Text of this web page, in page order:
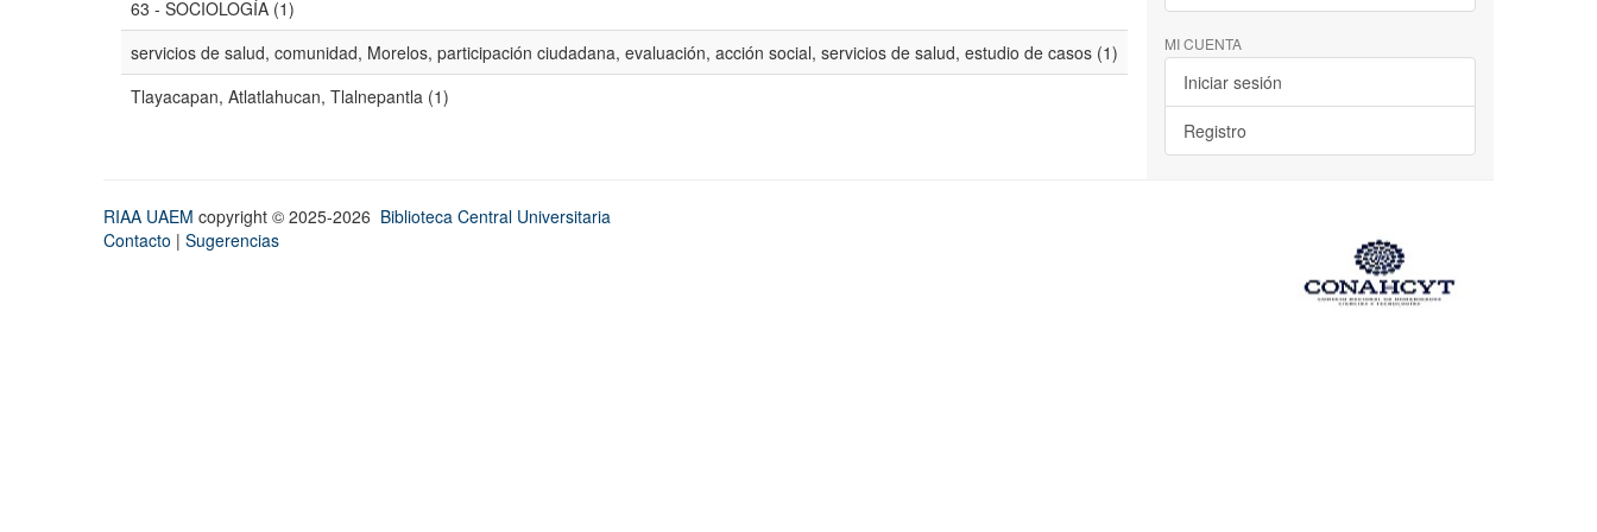
63 - SOCIOLOGÍA (1)
servicios de salud, comunidad, Morelos, participación ciudadana, evaluación, acción social, servicios de salud, estudio de casos (1)
Tlayacapan, Atlatlahucan, Tlalnepantla (1)
MI CUENTA
Iniciar sesión
Registro
RIAA UAEM copyright © 2025-2026 Biblioteca Central Universitaria
Contacto | Sugerencias